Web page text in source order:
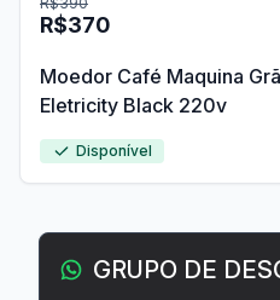
R$370
Moedor Café Maquina
Eletricity Black 220v
Disponível
GRUPO DE